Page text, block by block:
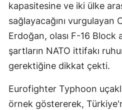
kapasitesine ve iki ülke
sağlayacağını vurgulayan
Erdoğan, olası F-16 Block
şartların NATO ittifakı
gerektiğine dikkat çekti.
Eurofighter Typhoon
örnek göstererek,